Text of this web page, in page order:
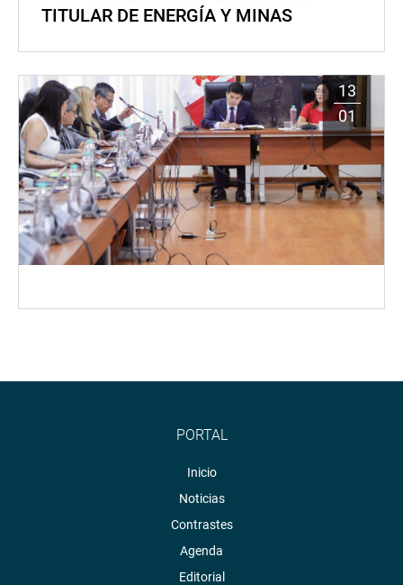
TITULAR DE ENERGÍA Y MINAS
13
01
PORTAL
Inicio
Noticias
Contrastes
Agenda
Editorial